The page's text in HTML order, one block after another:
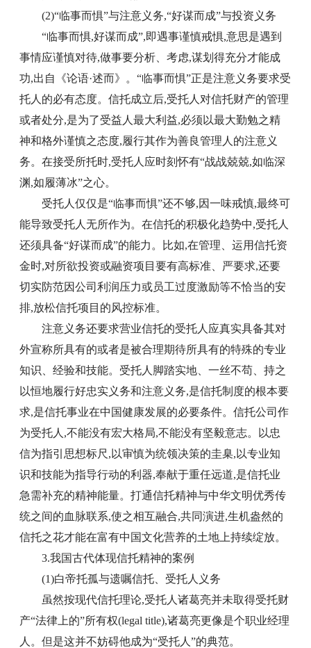
(2)“临事而惧”与注意义务,“好谋而成”与投资义务
“临事而惧,好谋而成”,即遇事谨慎戒惧,意思是遇到
事情应谨慎对待,做事要分析、考虑,谋划得充分才能成
功,出自《论语·述而》。“临事而惧”正是注意义务要求受
托人的必有态度。信托成立后,受托人对信托财产的管理
或者处分,是为了受益人最大利益,必须以最大勤勉之精
神和格外谨慎之态度,履行其作为善良管理人的注意义
务。在接受所托时,受托人应时刻怀有“战战兢兢,如临深
渊,如履薄冰”之心。
受托人仅仅是“临事而惧”还不够,因一味戒慎,最终可
能导致受托人无所作为。在信托的积极化趋势中,受托人
还须具备“好谋而成”的能力。比如,在管理、运用信托资
金时,对所欲投资或融资项目要有高标准、严要求,还要
切实防范因公司利润压力或员工过度激励等不恰当的安
排,放松信托项目的风控标准。
注意义务还要求营业信托的受托人应真实具备其对
外宣称所具有的或者是被合理期待所具有的特殊的专业
知识、经验和技能。受托人脚踏实地、一丝不苟、持之
以恒地履行好忠实义务和注意义务,是信托制度的根本要
求,是信托事业在中国健康发展的必要条件。信托公司作
为受托人,不能没有宏大格局,不能没有坚毅意志。以忠
信为指引思想标尺,以审慎为统领决策的圭臬,以专业知
识和技能为指导行动的利器,奉献于重任远道,是信托业
急需补充的精神能量。打通信托精神与中华文明优秀传
统之间的血脉联系,使之相互融合,共同演进,生机盎然的
信托之花才能在富有中国文化营养的土地上持续绽放。
3.我国古代体现信托精神的案例
(1)白帝托孤与遗嘱信托、受托人义务
虽然按现代信托理论,受托人诸葛亮并未取得受托财
产“法律上的”所有权(legal title),诸葛亮更像是个职业经理
人。但是这并不妨碍他成为“受托人”的典范。